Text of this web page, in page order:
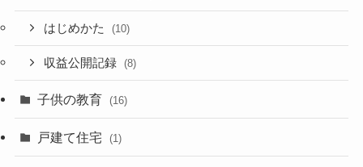
はじめかた (10)
収益公開記録 (8)
子供の教育 (16)
戸建て住宅 (1)